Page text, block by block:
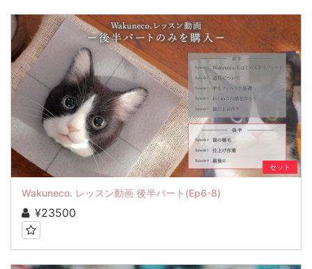
セット
Wakuneco. レッスン動画 後半パート(Ep6-8)
¥23500